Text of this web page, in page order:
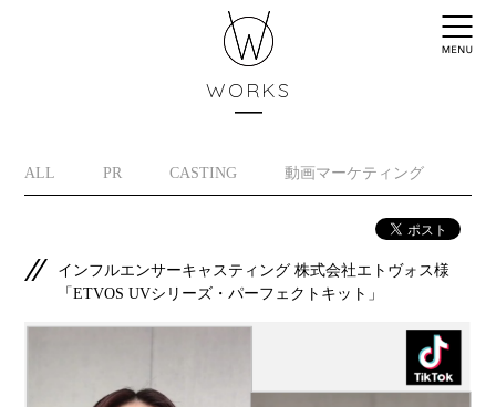
WORKS
ALL PR CASTING 動画マーケティング
インフルエンサーキャスティング 株式会社エトヴォス様
「ETVOS UVシリーズ・パーフェクトキット」